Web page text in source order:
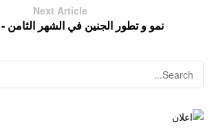
Next Article
نمو و تطور الجنين في الشهر الثامن - 32 اسبوع